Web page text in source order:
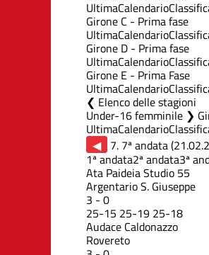
UltimaCalendario
Girone C - Prima fase
UltimaCalendario
Girone D - Prima fase
UltimaCalendario
Girone E - Prima Fase
UltimaCalendario
Elenco delle stagioni
Under-16 femminile ❯
UltimaCalendario
◀ 7. 7ª andata
1ª andata2ª andata3ª
Ata Paideia Studio 55
Argentario S. Giuseppe
3 - 0
25-15 25-19 25-18
Audace Caldonazzo
Rovereto